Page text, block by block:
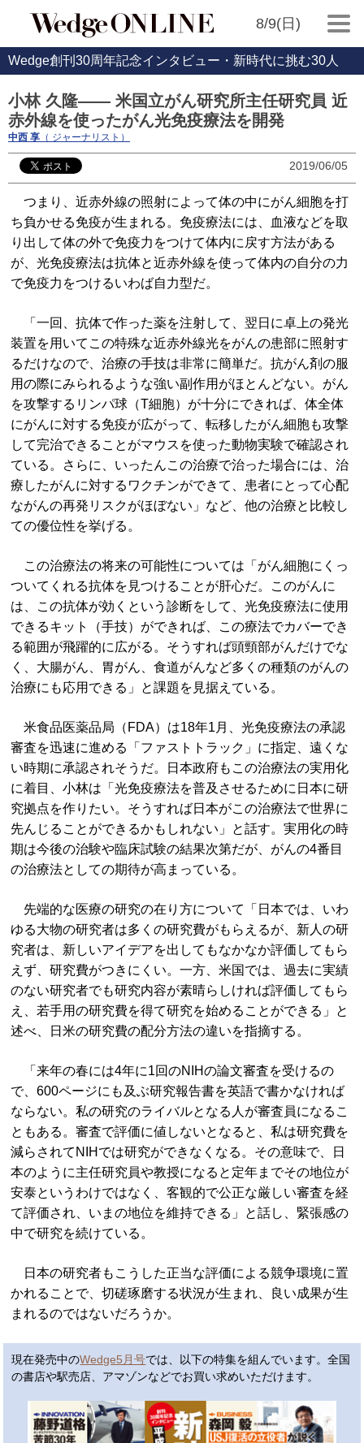
8/9(日)
Wedge創刊30周年記念インタビュー・新時代に挑む30人
小林 久隆―― 米国立がん研究所主任研究員 近
赤外線を使ったがん光免疫療法を開発
中西 享 （ ジャーナリスト）
2019/06/05
つまり、近赤外線の照射によって体の中にがん細胞を打
ち負かせる免疫が生まれる。免疫療法には、血液などを取
り出して体の外で免疫力をつけて体内に戻す方法がある
が、光免疫療法は抗体と近赤外線を使って体内の自分の力
で免疫力をつけるいわば自力型だ。
「一回、抗体で作った薬を注射して、翌日に卓上の発光
装置を用いてこの特殊な近赤外線光をがんの患部に照射す
るだけなので、治療の手技は非常に簡単だ。抗がん剤の服
用の際にみられるような強い副作用がほとんどない。がん
を攻撃するリンパ球（T細胞）が十分にできれば、体全体
にがんに対する免疫が広がって、転移したがん細胞も攻撃
して完治できることがマウスを使った動物実験で確認され
ている。さらに、いったんこの治療で治った場合には、治
療したがんに対するワクチンができて、患者にとって心配
ながんの再発リスクがほぼない」など、他の治療と比較し
ての優位性を挙げる。
この治療法の将来の可能性については「がん細胞にくっ
ついてくれる抗体を見つけることが肝心だ。このがんに
は、この抗体が効くという診断をして、光免疫療法に使用
できるキット（手技）ができれば、この療法でカバーでき
る範囲が飛躍的に広がる。そうすれば頭頸部がんだけでな
く、大腸がん、胃がん、食道がんなど多くの種類のがんの
治療にも応用できる」と課題を見据えている。
米食品医薬品局（FDA）は18年1月、光免疫療法の承認
審査を迅速に進める「ファストトラック」に指定、遠くな
い時期に承認されそうだ。日本政府もこの治療法の実用化
に着目、小林は「光免疫療法を普及させるために日本に研
究拠点を作りたい。そうすれば日本がこの治療法で世界に
先んじることができるかもしれない」と話す。実用化の時
期は今後の治験や臨床試験の結果次第だが、がんの4番目
の治療法としての期待が高まっている。
先端的な医療の研究の在り方について「日本では、いわ
ゆる大物の研究者は多くの研究費がもらえるが、新人の研
究者は、新しいアイデアを出してもなかなか評価してもら
えず、研究費がつきにくい。一方、米国では、過去に実績
のない研究者でも研究内容が素晴らしければ評価してもら
え、若手用の研究費を得て研究を始めることができる」と
述べ、日米の研究費の配分方法の違いを指摘する。
「来年の春には4年に1回のNIHの論文審査を受けるの
で、600ページにも及ぶ研究報告書を英語で書かなければ
ならない。私の研究のライバルとなる人が審査員になるこ
ともある。審査で評価に値しないとなると、私は研究費を
減らされてNIHでは研究ができなくなる。その意味で、日
本のように主任研究員や教授になると定年までその地位が
安泰というわけではなく、客観的で公正な厳しい審査を経
て評価され、いまの地位を維持できる」と話し、緊張感の
中で研究を続けている。
日本の研究者もこうした正当な評価による競争環境に置
かれることで、切磋琢磨する状況が生まれ、良い成果が生
まれるのではないだろうか。
現在発売中のWedge5月号では、以下の特集を組んでいます。全国
の書店や駅売店、アマゾンなどでお買い求めいただけます。